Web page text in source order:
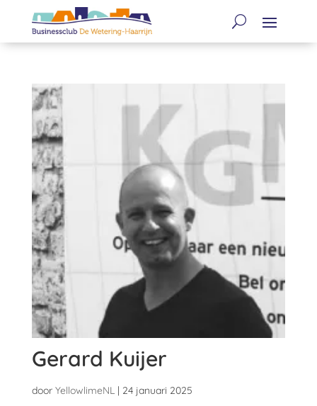
Gerard Kuijer
door YellowlimeNL| 24 januari 2025